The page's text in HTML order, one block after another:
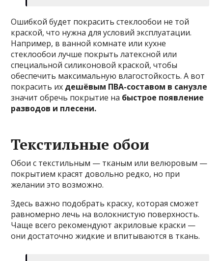
Ошибкой будет покрасить стеклообои не той
краской, что нужна для условий эксплуатации.
Например, в ванной комнате или кухне
стеклообои лучше покрыть латексной или
специальной силиконовой краской, чтобы
обеспечить максимальную влагостойкость. А вот
покрасить их дешёвым ПВА-составом в санузле
значит обречь покрытие на быстрое появление
разводов и плесени.
Текстильные обои
Обои с текстильным — тканым или велюровым —
покрытием красят довольно редко, но при
желании это возможно.
Здесь важно подобрать краску, которая сможет
равномерно лечь на волокнистую поверхность.
Чаще всего рекомендуют акриловые краски —
они достаточно жидкие и впитываются в ткань.